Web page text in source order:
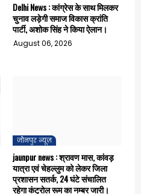
Delhi News : कांग्रेस के साथ मिलकर
चुनाव लड़ेगी समाज विकास क्रांति
पार्टी, अशोक सिंह ने किया ऐलान।
August 06, 2026
जौनपुर न्यूज़
jaunpur news : श्रावण मास, कांवड़
यात्रा एवं चेहल्लुम को लेकर जिला
प्रशासन सतर्क, 24 घंटे संचालित
रहेगा कंट्रोल रूम का नम्बर जारी।